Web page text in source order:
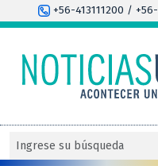
+56-413111200 /